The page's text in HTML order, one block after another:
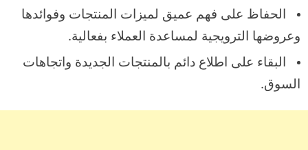
الحفاظ على فهم عميق لميزات المنتجات وفوائدها
وعروضها الترويجية لمساعدة العملاء بفعالية.
البقاء على اطلاع دائم بالمنتجات الجديدة واتجاهات
السوق.